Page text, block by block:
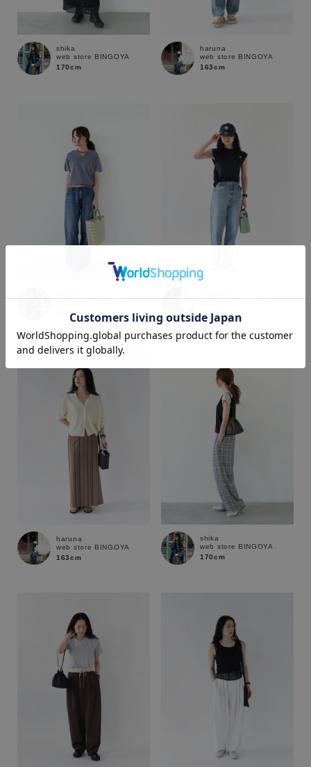
通常商品 予約商品
セール価格 WEB限定
在庫
在庫あり 在庫なし含む
shika
web store BINGOYA
170cm
haruna
web store BINGOYA
163cm
170cm
163cm
haruna
web store BINGOYA
163cm
shika
web store BINGOYA
170cm